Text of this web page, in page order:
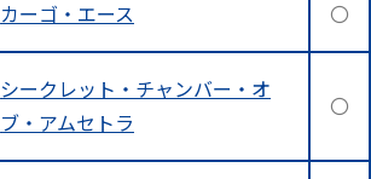
カーゴ・エース 〇
シークレット・チャンバー・オ
ブ・アムセトラ
〇